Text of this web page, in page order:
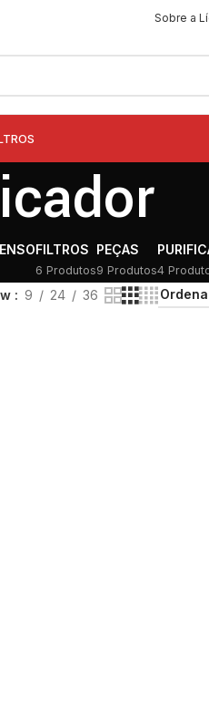
Sobre a
FILTROS
6 Produtos
PEÇAS
9 Produtos4
9 24 36